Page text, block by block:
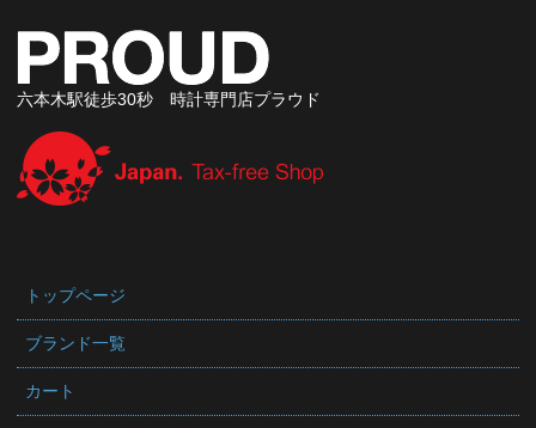
六本木駅徒歩30秒 時計専門店プラウド
トップページ
ブランド一覧
カート